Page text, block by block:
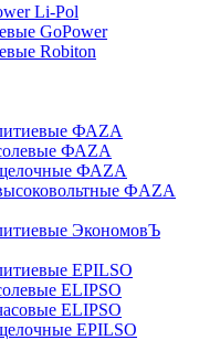
Li-Pol
GoPower
Robiton
ФАZА
ФАZА
ФАZА
ФAZA
ЭкономовЪ
EPILSO
ELIPSO
ELIPSO
EPILSO